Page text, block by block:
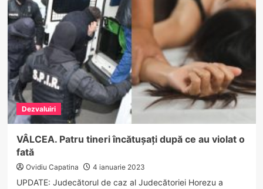
șoselele
din
Vâlcea:
km/h
,
118
km/h…
Dezvaluiri
VÂLCEA. Patru tineri încătușați după ce au violat o
fată
Ovidiu Capatina 4 ianuarie 2023
UPDATE: Judecătorul de caz al Judecătoriei Horezu a